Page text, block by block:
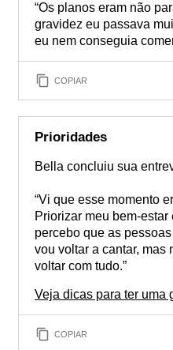
“Os planos eram não
gravidez eu passava
eu nem conseguia
COPIAR
Prioridades
Bella concluiu sua
“Vi que esse momento
Priorizar meu bem-
percebo que as
vou voltar a cantar, mas
voltar com tudo.”
Veja dicas para ter uma
COPIAR